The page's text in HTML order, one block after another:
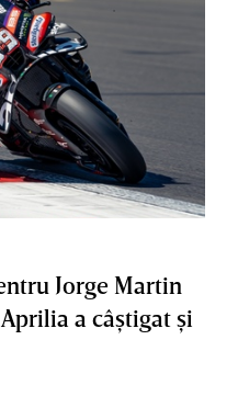
Jorge Martin
a câştigat şi